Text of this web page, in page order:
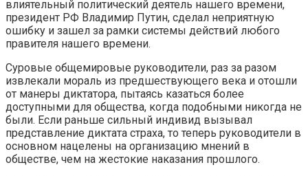
влиятельный политический деятель нашего времени,
президент РФ Владимир Путин, сделал неприятную
ошибку и зашел за рамки системы действий любого
правителя нашего времени.
Суровые общемировые руководители, раз за разом
извлекали мораль из предшествующего века и отошли
от манеры диктатора, пытаясь казаться более
доступными для общества, когда подобными никогда не
были. Если раньше сильный индивид вызывал
представление диктата страха, то теперь руководители в
основном нацелены на организацию мнений в
обществе, чем на жестокие наказания прошлого.